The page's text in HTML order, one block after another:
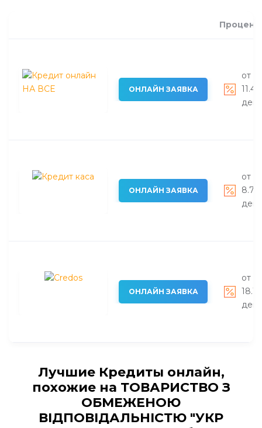
Процент
ОНЛАЙН ЗАЯВКА
от
день
ОНЛАЙН ЗАЯВКА
от
день
ОНЛАЙН ЗАЯВКА
от
день
Лучшие Кредиты онлайн,
похожие на ТОВАРИСТВО З
ОБМЕЖЕНОЮ
ВІДПОВІДАЛЬНІСТЮ "УКР